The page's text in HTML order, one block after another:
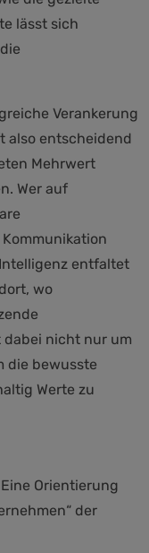
lässt sich
Verankerung
also entscheidend
Mehrwert
Wer auf
entfaltet
wo
dabei nicht nur um
die bewusste
Werte zu
Orientierung
der